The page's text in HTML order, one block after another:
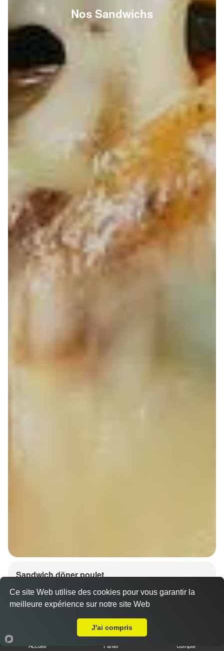
Nos Sandwichs
Sandwich döner poulet
Dès7.00 €
Accueil Panier Compte
Ce site Web utilise des cookies pour vous garantir la
meilleure expérience sur notre site Web
J'ai compris